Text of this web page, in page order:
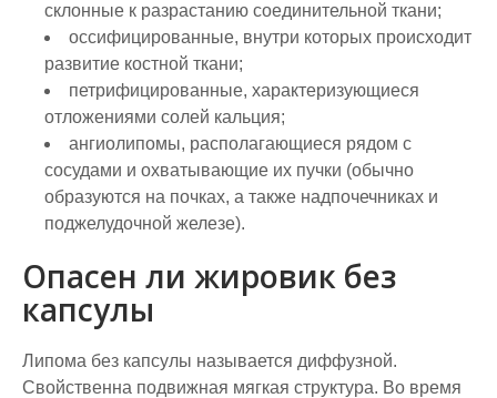
склонные к разрастанию соединительной ткани;
оссифицированные, внутри которых происходит
развитие костной ткани;
петрифицированные, характеризующиеся
отложениями солей кальция;
ангиолипомы, располагающиеся рядом с
сосудами и охватывающие их пучки (обычно
образуются на почках, а также надпочечниках и
поджелудочной железе).
Опасен ли жировик без
капсулы
Липома без капсулы называется диффузной.
Свойственна подвижная мягкая структура. Во время